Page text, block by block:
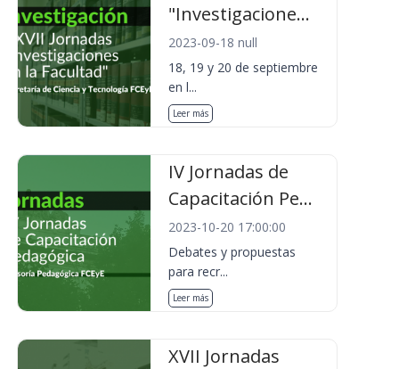
"Investigacione...
2023-09-18 null
18, 19 y 20 de septiembre
en l...
Leer más
IV Jornadas de
Capacitación Pe...
2023-10-20 17:00:00
Debates y propuestas
para recr...
Leer más
XVII Jornadas